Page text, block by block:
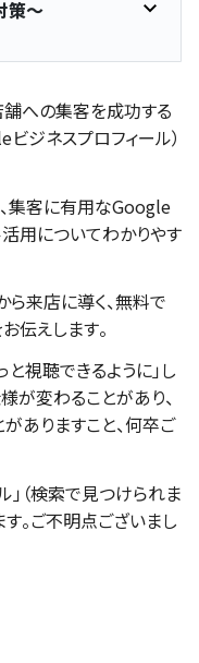
策〜
への集客を成功する
ジネスプロフィール）
集客に有用なGoogle
用についてわかりやす
来店に導く、無料で
伝えします。
視聴できるように」し
が変わることがあり、
ありますこと、何卒ご
」（検索で見つけられま
。ご不明点ございまし